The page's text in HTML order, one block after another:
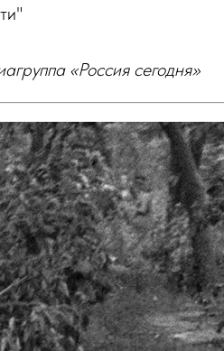
«Россия сегодня»